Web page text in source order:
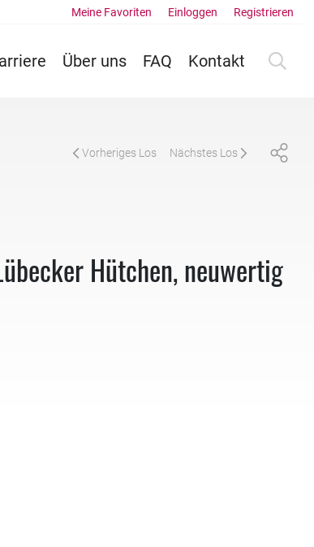
Über uns FAQ Kontakt
Meine Favoriten Einloggen Registrieren
Vorheriges Los Nächstes Los
Hütchen, neuwertig